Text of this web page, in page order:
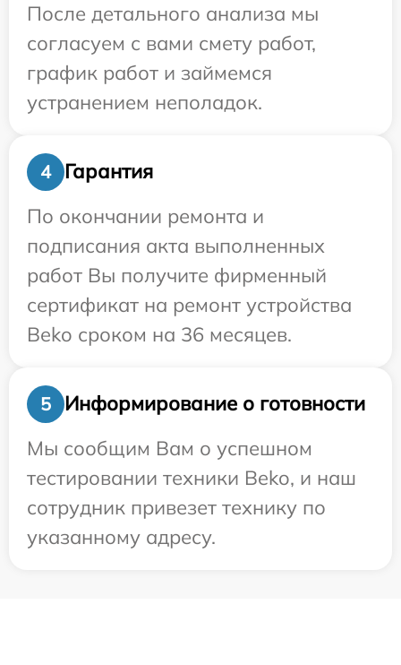
После детального анализа мы
согласуем с вами смету работ,
график работ и займемся
устранением неполадок.
4
Гарантия
По окончании ремонта и
подписания акта выполненных
работ Вы получите фирменный
сертификат на ремонт устройства
Beko сроком на 36 месяцев.
5
Информирование о готовности
Мы сообщим Вам о успешном
тестировании техники Beko, и наш
сотрудник привезет технику по
указанному адресу.